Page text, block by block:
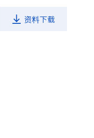
 资料下载